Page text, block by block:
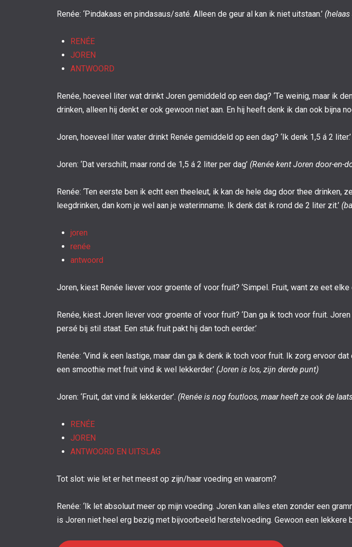
Renée: ‘Pindakaas en pindasaus/saté. Alleen de geur al kan ik niet uitstaan.’
RENÉE
JOREN
ANTWOORD
Renée, hoeveel liter wat drinkt Joren gemiddeld op een dag? ‘Te weinig, maar ik
drinken, alleen hij denkt er ook gewoon niet aan. En hij heeft denk ik dan ook bijna
Joren, hoeveel liter water drinkt Renée gemiddeld op een dag? ‘Ik denk 1,5 á 2 liter.’
Joren: ‘Dat verschilt, maar rond de 1,5 á 2 liter per dag’ (Renée kent Joren door-en-
Renée: ‘Ten eerste ben ik echt een theeleut, ik kan de hele dag door thee
leegdrinken, dan kom je wel aan je waterinname. Ik denk dat ik rond de 2 liter zit.’
joren
renée
antwoord
Joren, kiest Renée liever voor groente of voor fruit? ‘Simpel. Fruit, want ze eet elke
Renée, kiest Joren liever voor groente of voor fruit? ‘Dan ga ik toch voor fruit.
persé bij stil staat. Een stuk fruit pakt hij dan toch eerder.’
Renée: ‘Vind ik een lastige, maar dan ga ik denk ik toch voor fruit. Ik zorg ervoor
een smoothie met fruit vind ik wel lekkerder.’ (Joren is los, zijn derde punt)
Joren: ‘Fruit, dat vind ik lekkerder’. (Renée is nog foutloos, maar heeft ze ook de
RENÉE
JOREN
ANTWOORD EN UITSLAG
Tot slot: wie let er het meest op zijn/haar voeding en waarom?
Renée: ‘Ik let absoluut meer op mijn voeding. Joren kan alles eten zonder een
is Joren niet heel erg bezig met bijvoorbeeld herstelvoeding. Gewoon een lekkere